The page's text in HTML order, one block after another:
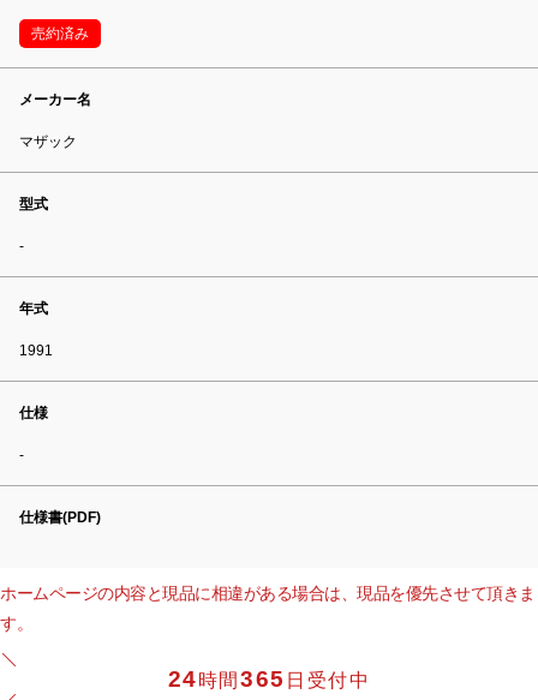
売約済み
メーカー名
マザック
型式
-
年式
1991
仕様
-
仕様書(PDF)
ホームページの内容と現品に相違がある場合は、現品を優先させて頂きま
す。
24時間365 日受付中